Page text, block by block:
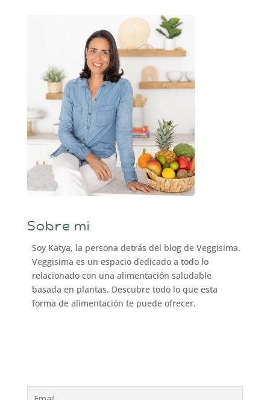
Sobre mi
Soy Katya, la persona detrás del blog de Veggisima.
Veggisima es un espacio dedicado a todo lo
relacionado con una alimentación saludable
basada en plantas. Descubre todo lo que esta
forma de alimentación te puede ofrecer.